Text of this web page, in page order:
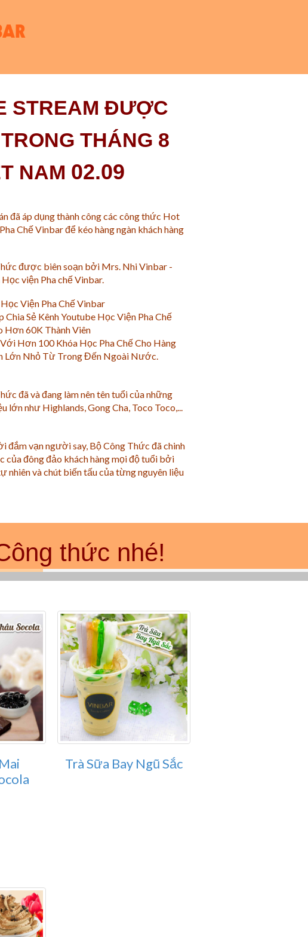
STREAM ĐƯỢC
THÁNG 8
NAM 02.09
đã áp dụng thành công các công thức Hot
Chế Vinbar để kéo hàng ngàn khách hàng
được biên soạn bởi Mrs. Nhi Vinbar -
viện Pha chế Vinbar.
Học Viện Pha Chế Vinbar
Chia Sẻ Kênh Youtube Học Viện Pha Chế
Hơn 60K Thành Viên
Hơn 100 Khóa Học Pha Chế Cho Hàng
Lớn Nhỏ Từ Trong Đến Ngoài Nước.
đã và đang làm nên tên tuổi của những
lớn như Highlands, Gong Cha, Toco Toco,...
đắm vạn người say, Bộ Công Thức đã chinh
của đông đảo khách hàng mọi độ tuổi bởi
nhiên và chút biến tấu của từng nguyên liệu
thức nhé!
Trà Sữa Bay Ngũ Sắc